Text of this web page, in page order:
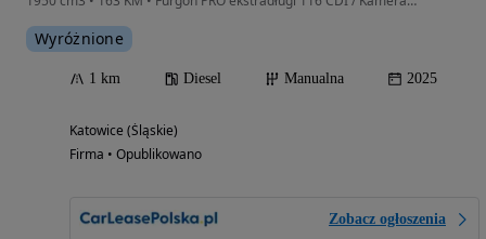
Wyróżnione
1 km Diesel Manualna 2025
Katowice (Śląskie)
Firma • Opublikowano
Zobacz ogłoszenia